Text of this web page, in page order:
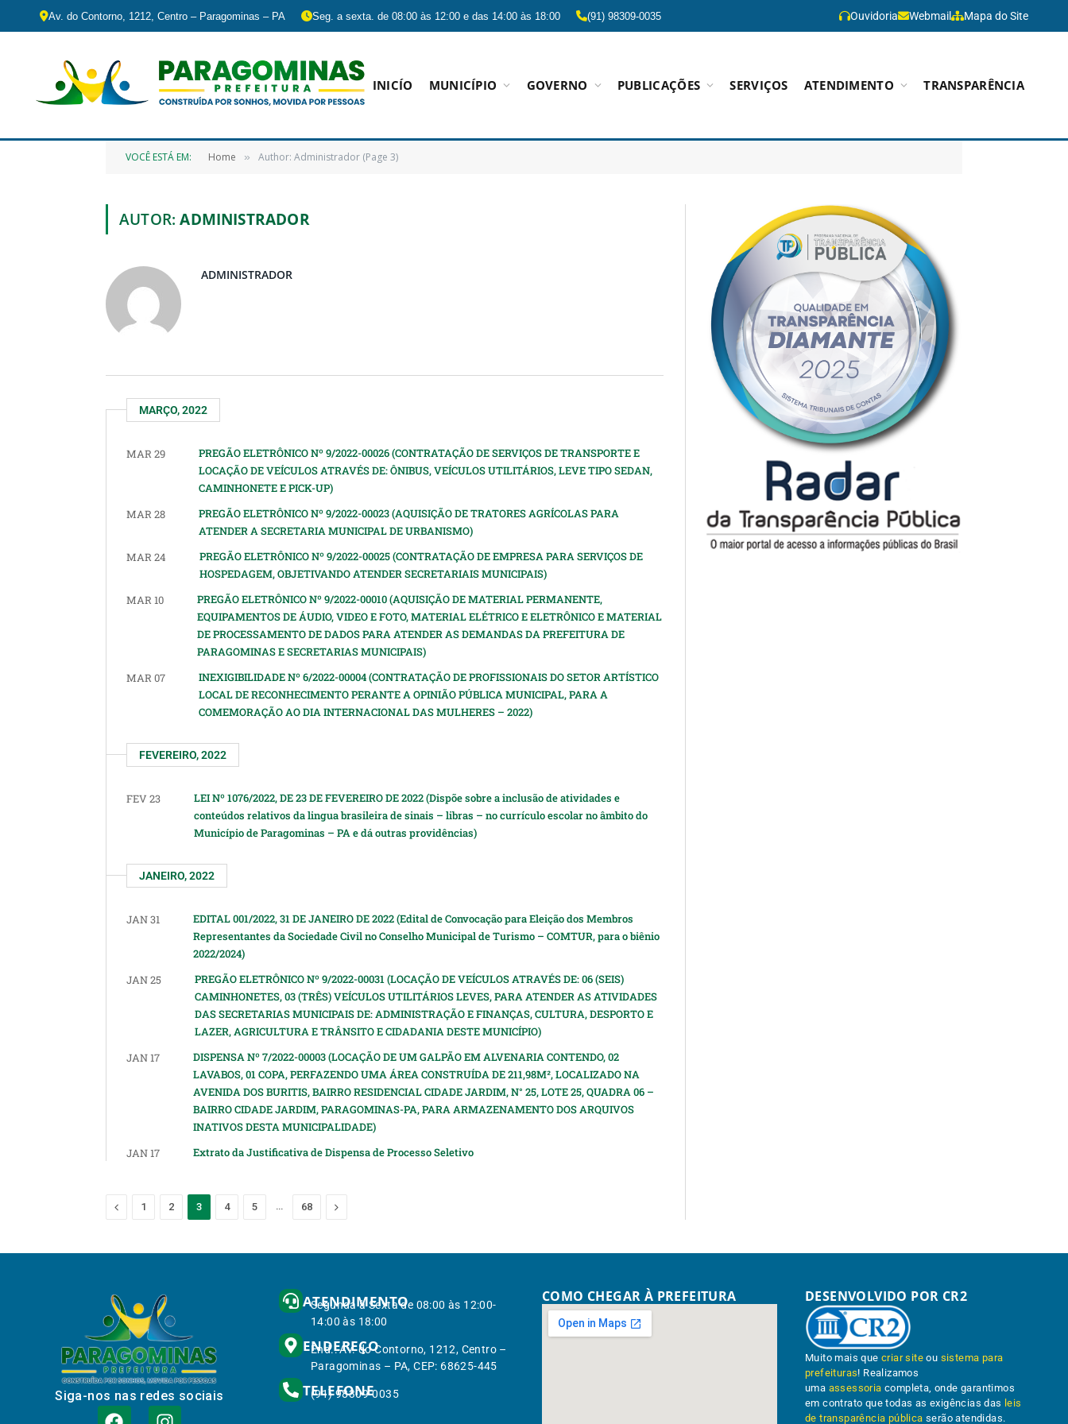
Av. do Contorno, 1212, Centro – Paragominas – PA Seg. a sexta. de 08:00 às 12:00 e das 14:00 às 18:00 (91) 98309-0035 Ouvidoria Webmail Mapa do Site
INICÍO MUNICÍPIO GOVERNO PUBLICAÇÕES SERVIÇOS ATENDIMENTO TRANSPARÊNCIA
VOCÊ ESTÁ EM: Home » Author: Administrador (Page 3)
AUTOR:ADMINISTRADOR
ADMINISTRADOR
MARÇO, 2022
MAR 29
PREGÃO ELETRÔNICO Nº 9/2022-00026 (CONTRATAÇÃO DE SERVIÇOS DE TRANSPORTE E
LOCAÇÃO DE VEÍCULOS ATRAVÉS DE: ÔNIBUS, VEÍCULOS UTILITÁRIOS, LEVE TIPO SEDAN,
CAMINHONETE E PICK-UP)
MAR 28
PREGÃO ELETRÔNICO Nº 9/2022-00023 (AQUISIÇÃO DE TRATORES AGRÍCOLAS PARA
ATENDER A SECRETARIA MUNICIPAL DE URBANISMO)
MAR 24
PREGÃO ELETRÔNICO Nº 9/2022-00025 (CONTRATAÇÃO DE EMPRESA PARA SERVIÇOS DE
HOSPEDAGEM, OBJETIVANDO ATENDER SECRETARIAIS MUNICIPAIS)
MAR 10
PREGÃO ELETRÔNICO Nº 9/2022-00010 (AQUISIÇÃO DE MATERIAL PERMANENTE,
EQUIPAMENTOS DE ÁUDIO, VIDEO E FOTO, MATERIAL ELÉTRICO E ELETRÔNICO E MATERIAL
DE PROCESSAMENTO DE DADOS PARA ATENDER AS DEMANDAS DA PREFEITURA DE
PARAGOMINAS E SECRETARIAS MUNICIPAIS)
MAR 07
INEXIGIBILIDADE Nº 6/2022-00004 (CONTRATAÇÃO DE PROFISSIONAIS DO SETOR ARTÍSTICO
LOCAL DE RECONHECIMENTO PERANTE A OPINIÃO PÚBLICA MUNICIPAL, PARA A
COMEMORAÇÃO AO DIA INTERNACIONAL DAS MULHERES – 2022)
FEVEREIRO, 2022
FEV 23
LEI Nº 1076/2022, DE 23 DE FEVEREIRO DE 2022 (Dispõe sobre a inclusão de atividades e
conteúdos relativos da lingua brasileira de sinais – libras – no currículo escolar no âmbito do
Município de Paragominas – PA e dá outras providências)
JANEIRO, 2022
JAN 31
EDITAL 001/2022, 31 DE JANEIRO DE 2022 (Edital de Convocação para Eleição dos Membros
Representantes da Sociedade Civil no Conselho Municipal de Turismo – COMTUR, para o biênio
2022/2024)
JAN 25
PREGÃO ELETRÔNICO Nº 9/2022-00031 (LOCAÇÃO DE VEÍCULOS ATRAVÉS DE: 06 (SEIS)
CAMINHONETES, 03 (TRÊS) VEÍCULOS UTILITÁRIOS LEVES, PARA ATENDER AS ATIVIDADES
DAS SECRETARIAS MUNICIPAIS DE: ADMINISTRAÇÃO E FINANÇAS, CULTURA, DESPORTO E
LAZER, AGRICULTURA E TRÂNSITO E CIDADANIA DESTE MUNICÍPIO)
JAN 17
DISPENSA Nº 7/2022-00003 (LOCAÇÃO DE UM GALPÃO EM ALVENARIA CONTENDO, 02
LAVABOS, 01 COPA, PERFAZENDO UMA ÁREA CONSTRUÍDA DE 211,98M², LOCALIZADO NA
AVENIDA DOS BURITIS, BAIRRO RESIDENCIAL CIDADE JARDIM, N° 25, LOTE 25, QUADRA 06 –
BAIRRO CIDADE JARDIM, PARAGOMINAS-PA, PARA ARMAZENAMENTO DOS ARQUIVOS
INATIVOS DESTA MUNICIPALIDADE)
JAN 17
Extrato da Justificativa de Dispensa de Processo Seletivo
Previous
1 2 3 4 5 … 68 Next
Siga-nos nas redes sociais
ATENDIMENTO
Segunda à Sexta de 08:00 às 12:00-
14:00 às 18:00
ENDEREÇO
End.: Av. do Contorno, 1212, Centro –
Paragominas – PA, CEP: 68625-445
TELEFONE
(91) 98309-0035
COMO CHEGAR À PREFEITURA DESENVOLVIDO POR CR2
Muito mais quecriar site ou sistema para
prefeituras! Realizamos
uma assessoria completa, onde garantimos
em contrato que todas as exigências das leis
de transparência pública serão atendidas.